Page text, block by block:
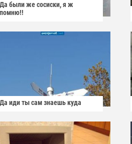
Да были же сосиски, я ж
помню!!
Да иди ты сам знаешь куда